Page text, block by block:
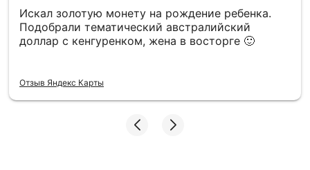
Искал золотую монету на рождение ребенка.
Подобрали тематический австралийский
доллар с кенгуренком, жена в восторге 🙂
Отзыв Яндекс Карты